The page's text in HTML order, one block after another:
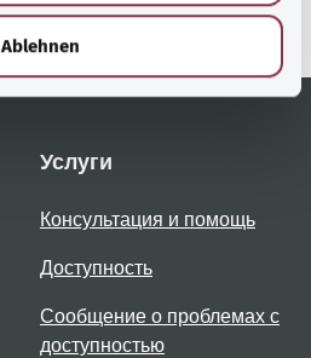
Ablehnen
здравоохранения).
Услуги
Консультация и помощь
Доступность
Сообщение о проблемах с
доступностью